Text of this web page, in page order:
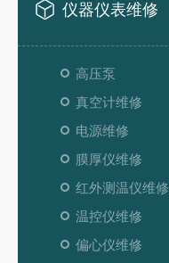
仪器仪表维修
高压泵
真空计维修
电源维修
膜厚仪维修
红外测温仪维修
温控仪维修
偏心仪维修